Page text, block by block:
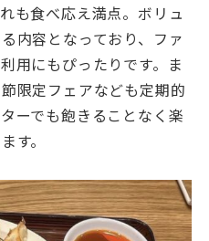
も食べ応え満点。ボリュ
内容となっており、ファ
用にもぴったりです。ま
限定フェアなども定期的
ーでも飽きることなく楽
す。